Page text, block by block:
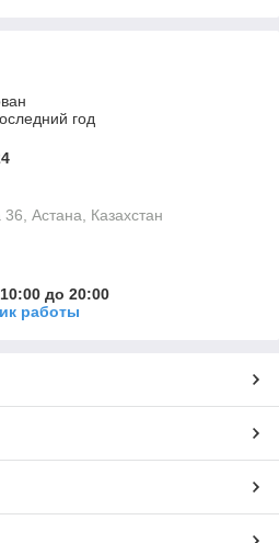
год
Астана, Казахстан
до 20:00
работы